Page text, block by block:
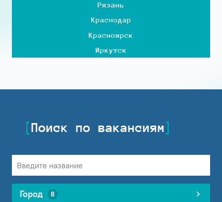
Рязань
Краснодар
Красноярск
Иркутск
Поиск по вакансиям
Город 8